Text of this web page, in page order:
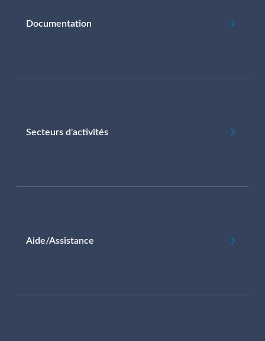
Documentation
Secteurs d'activités
Aide/Assistance